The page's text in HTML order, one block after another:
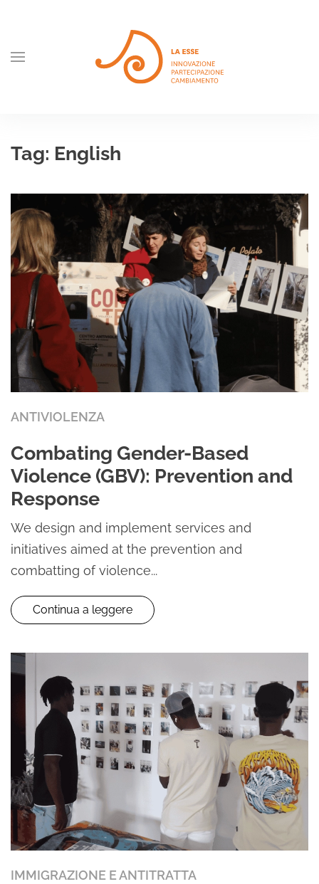
Skip to main content
Tag: English
ANTIVIOLENZA
Combating Gender-Based
Violence (GBV): Prevention and
Response
We design and implement services and
initiatives aimed at the prevention and
combatting of violence...
Continua a leggere
IMMIGRAZIONE E ANTITRATTA